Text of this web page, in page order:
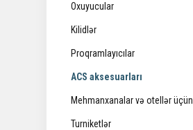
Oxuyucular
Kilidlər
Proqramlayıcılar
ACS aksesuarları
Mehmanxanalar və otellər üçün
Turniketlər